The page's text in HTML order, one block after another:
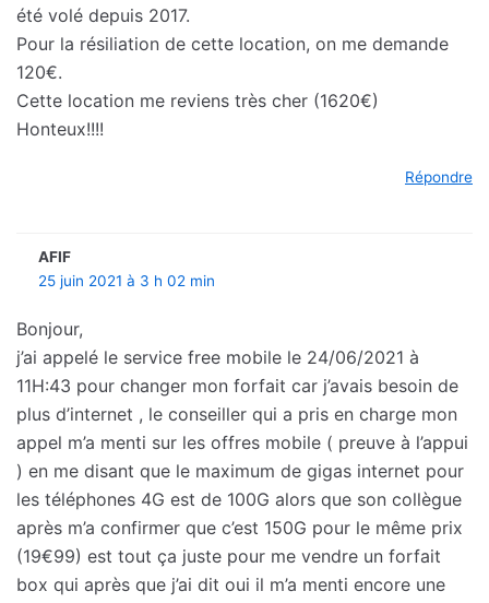
été volé depuis 2017.
Pour la résiliation de cette location, on me demande
120€.
Cette location me reviens très cher (1620€)
Honteux!!!!
Répondre
AFIF
25 juin 2021 à 3 h 02 min
Bonjour,
j’ai appelé le service free mobile le 24/06/2021 à
11H:43 pour changer mon forfait car j’avais besoin de
plus d’internet , le conseiller qui a pris en charge mon
appel m’a menti sur les offres mobile ( preuve à l’appui
) en me disant que le maximum de gigas internet pour
les téléphones 4G est de 100G alors que son collègue
après m’a confirmer que c’est 150G pour le même prix
(19€99) est tout ça juste pour me vendre un forfait
box qui après que j’ai dit oui il m’a menti encore une